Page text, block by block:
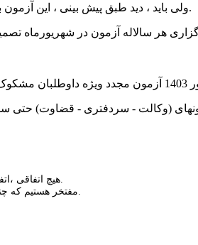
ولی باید ، دید طبق پیش بینی ، این آزمون با تغییرات برگزار خواهد شد یا خیر ؟ با توجه به تغییرات کمسیون حقوقی مجلس و ، ورود وکلا احتمال آن بسیار است.
(وکالت - سردفتری - قضاوت) حتی